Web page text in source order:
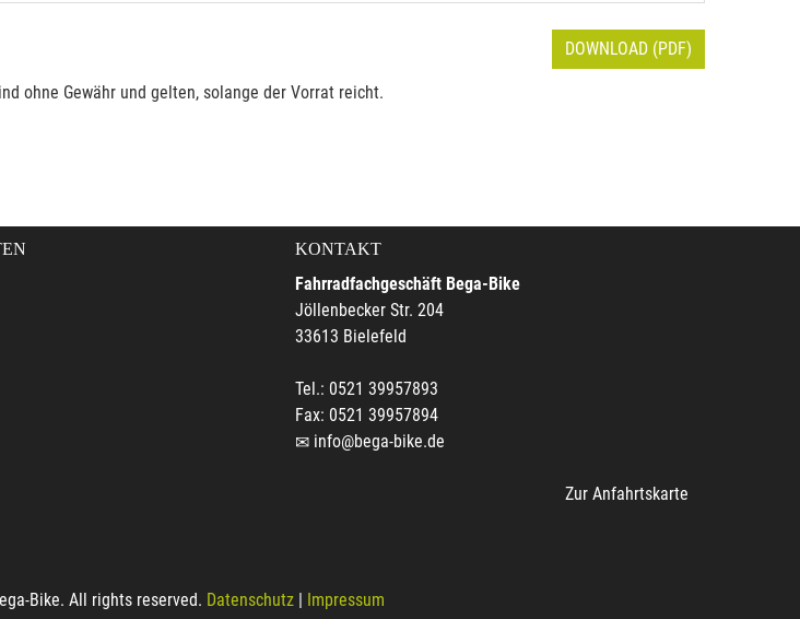
DOWNLOAD (PDF)
ohne Gewähr und gelten, solange der Vorrat reicht.
KONTAKT
Fahrradfachgeschäft Bega-Bike
Jöllenbecker Str. 204
33613 Bielefeld
Tel.: 0521 39957893
Fax: 0521 39957894
info@bega-bike.de
Zur Anfahrtskarte
Bike. All rights reserved. Datenschutz| Impressum